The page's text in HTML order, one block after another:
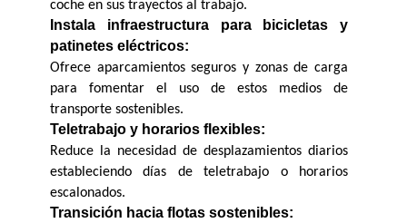
coche en sus trayectos al trabajo.
Instala infraestructura para bicicletas y
patinetes eléctricos:
Ofrece aparcamientos seguros y zonas de carga
para fomentar el uso de estos medios de
transporte sostenibles.
Teletrabajo y horarios flexibles:
Reduce la necesidad de desplazamientos diarios
estableciendo días de teletrabajo o horarios
escalonados.
Transición hacia flotas sostenibles: